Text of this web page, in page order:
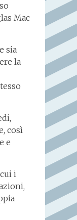
Mac
sia
la
così
e
i